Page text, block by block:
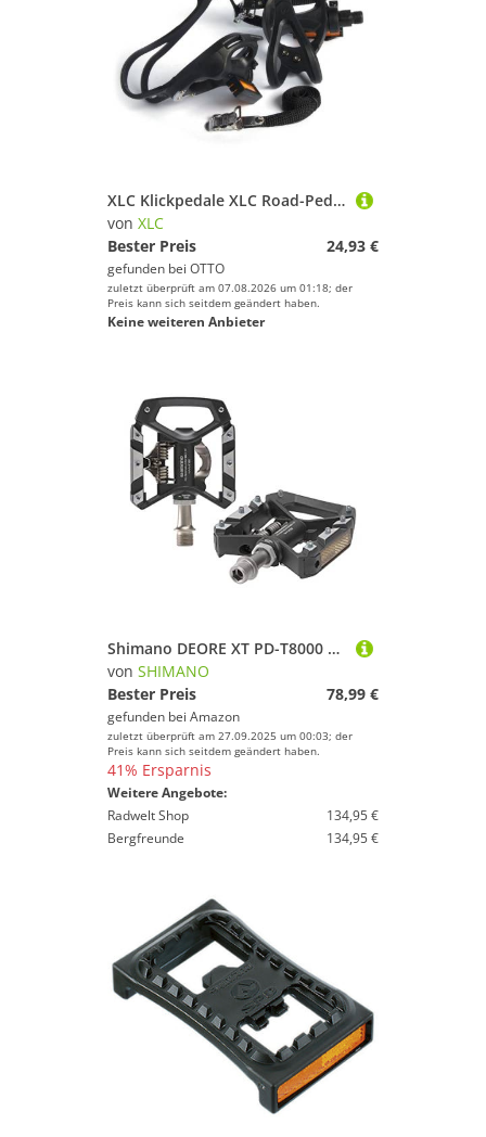
XLC Klickpedale XLC Road-Pedal PD-R01 einseitig, mit Haken und Riemen
von XLC
Bester Preis
24,93 €
gefunden bei OTTO
zuletzt überprüft am 07.08.2026 um 01:18; der
Preis kann sich seitdem geändert haben.
Keine weiteren Anbieter
Shimano DEORE XT PD-T8000 Pedal Trekking, Schwarz, One size
von SHIMANO
Bester Preis
78,99 €
gefunden bei Amazon
zuletzt überprüft am 27.09.2025 um 00:03; der
Preis kann sich seitdem geändert haben.
41% Ersparnis
Weitere Angebote:
Radwelt Shop
134,95 €
Bergfreunde
134,95 €